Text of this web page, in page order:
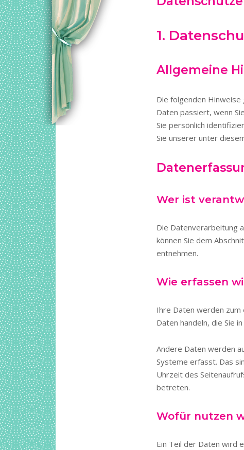
1.
Allgemeine
Die folgenden
Daten passiert, wenn
Sie persönlich
Sie unserer unter
Wer ist
Die Datenverarbeitung
können Sie dem
entnehmen.
Wie erfassen
Ihre Daten werden zum
Daten handeln, die Sie
Andere Daten werden
Systeme erfasst. Das
Uhrzeit des
betreten.
Wofür nutzen
Ein Teil der Daten wird